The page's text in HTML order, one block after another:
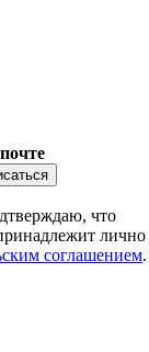
что
лично
соглашением.